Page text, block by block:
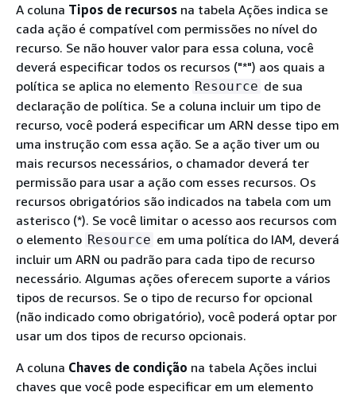
A coluna Tipos de recursos na tabela Ações indica se
cada ação é compatível com permissões no nível do
recurso. Se não houver valor para essa coluna, você
deverá especificar todos os recursos ("*") aos quais a
política se aplica no elemento Resource de sua
declaração de política. Se a coluna incluir um tipo de
recurso, você poderá especificar um ARN desse tipo em
uma instrução com essa ação. Se a ação tiver um ou
mais recursos necessários, o chamador deverá ter
permissão para usar a ação com esses recursos. Os
recursos obrigatórios são indicados na tabela com um
asterisco (*). Se você limitar o acesso aos recursos com
o elemento Resource em uma política do IAM, deverá
incluir um ARN ou padrão para cada tipo de recurso
necessário. Algumas ações oferecem suporte a vários
tipos de recursos. Se o tipo de recurso for opcional
(não indicado como obrigatório), você poderá optar por
usar um dos tipos de recurso opcionais.
A coluna Chaves de condição na tabela Ações inclui
chaves que você pode especificar em um elemento